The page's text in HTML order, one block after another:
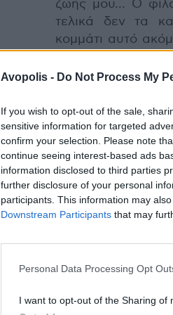
Avopolis - Do Not Process My
If you wish to opt-out of the sale,
sensitive information for targeted
confirm your selection. Please note
continue seeing interest-based ads
information disclosed to third parties
further disclosure of your personal
participants. This information may
Downstream Participants that may
Personal Data Processing Opt
I want to opt-out of the Sharing of
ζωής μου… Ο
τελικά δεν τα
κομμάτι αυτό
αγαπημένα μου
μου (ως έναν
Το My October
Motorcycle
συλλογή αυτή,
να μην
καθαρά
πρώτο κομμάτι